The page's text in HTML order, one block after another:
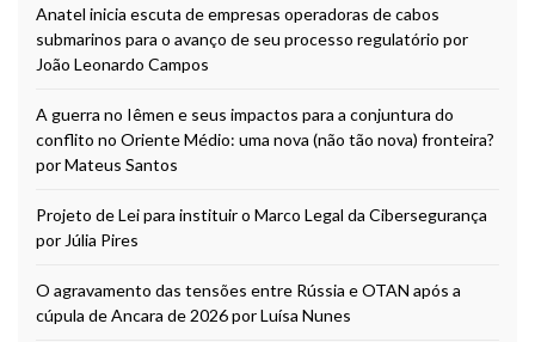
Anatel inicia escuta de empresas operadoras de cabos
submarinos para o avanço de seu processo regulatório por
João Leonardo Campos
A guerra no Iêmen e seus impactos para a conjuntura do
conflito no Oriente Médio: uma nova (não tão nova) fronteira?
por Mateus Santos
Projeto de Lei para instituir o Marco Legal da Cibersegurança
por Júlia Pires
O agravamento das tensões entre Rússia e OTAN após a
cúpula de Ancara de 2026 por Luísa Nunes